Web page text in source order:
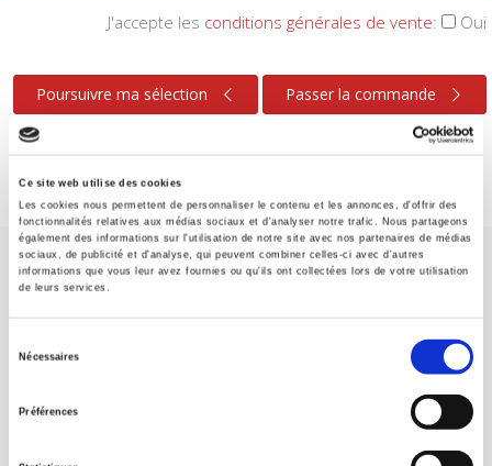
Ce site web utilise des cookies
Les cookies nous permettent de personnaliser le contenu et les annonces, d'offrir des
fonctionnalités relatives aux médias sociaux et d'analyser notre trafic. Nous partageons
également des informations sur l'utilisation de notre site avec nos partenaires de médias
sociaux, de publicité et d'analyse, qui peuvent combiner celles-ci avec d'autres
informations que vous leur avez fournies ou qu'ils ont collectées lors de votre utilisation
de leurs services.
Nécessaires
Préférences
J'accepte les conditions générales de vente: Oui
Poursuivre ma sélection Passer la commande
Maison d'édition dédiée aux sciences humaines et sociales, les
à la transmission des savoirs et des idées